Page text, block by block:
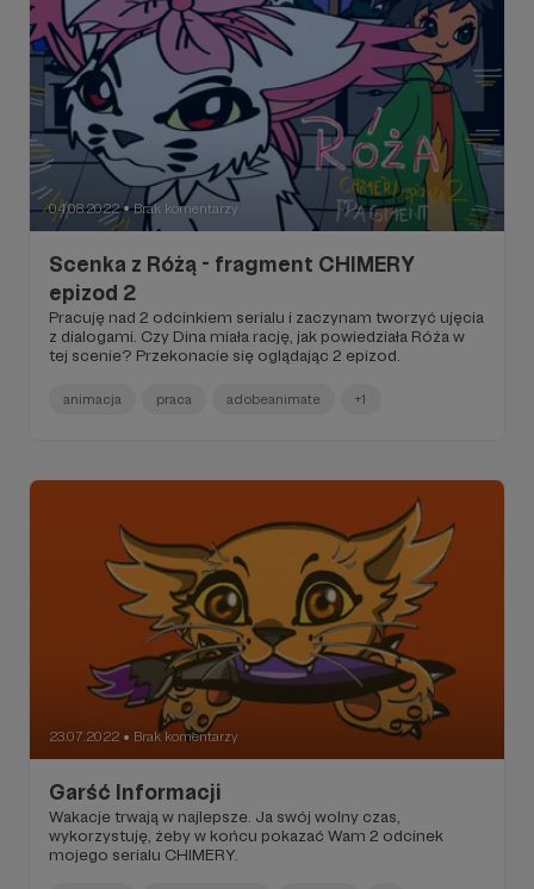
04.08.2022 ● Brak komentarzy
Scenka z Różą - fragment CHIMERY
epizod 2
Pracuję nad 2 odcinkiem serialu i zaczynam tworzyć ujęcia
z dialogami. Czy Dina miała rację, jak powiedziała Róża w
tej scenie? Przekonacie się oglądając 2 epizod.
animacja praca adobeanimate +1
23.07.2022 ● Brak komentarzy
Garść Informacji
Wakacje trwają w najlepsze. Ja swój wolny czas,
wykorzystuję, żeby w końcu pokazać Wam 2 odcinek
mojego serialu CHIMERY.